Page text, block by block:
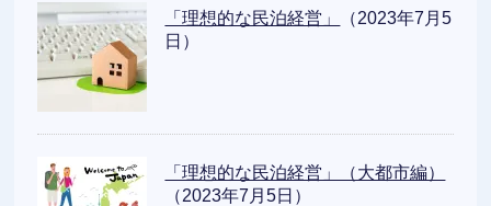
「理想的な民泊経営」
（2023年7月5
日）
「理想的な民泊経営」（大都市編）
（2023年7月5日）